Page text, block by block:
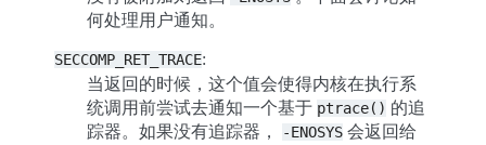
何处理用户通知。
SECCOMP_RET_TRACE:
当返回的时候，这个值会使得内核在执行系
统调用前尝试去通知一个基于 ptrace() 的追
踪器。如果没有追踪器，
-ENOSYS 会返回给